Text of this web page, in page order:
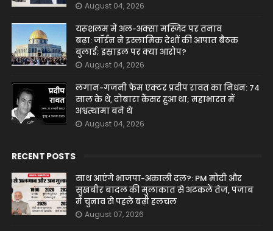
August 04, 2026
यरूशलम में अल-अक्सा मस्जिद पर तनाव
बढ़ा: जॉर्डन ने इस्लामिक देशों की आपात बैठक
बुलाई; इस्राइल पर क्या आरोप?
August 04, 2026
लगान-गजनी फेम एक्टर प्रदीप रावत का निधन: 74
साल के थे, दोबारा कैंसर हुआ था; महाभारत में
अश्वत्थामा बने थे
August 04, 2026
RECENT POSTS
साथ आएंगे भाजपा-अकाली दल?: PM मोदी और
सुखबीर बादल की मुलाकात से अटकलें तेज, पंजाब
में चुनाव से पहले बढ़ी हलचल
August 07, 2026